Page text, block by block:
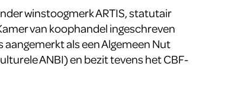
winstoogmerk ARTIS, statutair
van koophandel ingeschreven
als een Algemeen Nut
ANBI) en bezit tevens het CBF-